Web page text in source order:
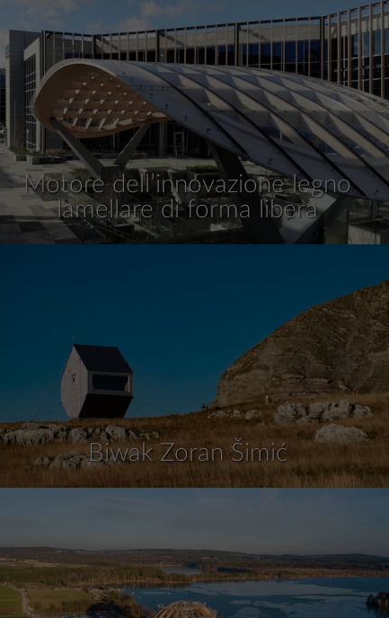
Motore dell’innovazione legno
lamellare di forma libera
Biwak Zoran Šimić